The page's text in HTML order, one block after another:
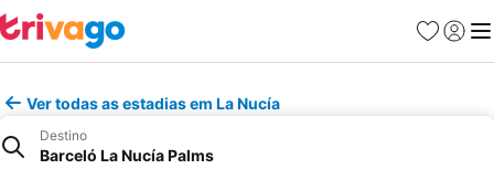
Favoritos
Iniciar
Ver todas as estadias em La Nucía
Destino
Barceló La Nucía Palms